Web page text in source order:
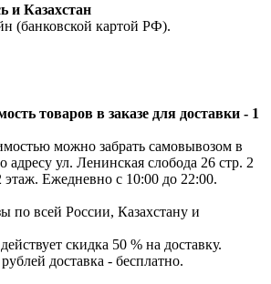
и Казахстан
(банковской картой РФ).
товаров в заказе для доставки - 1
можно забрать самовывозом в
адресу ул. Ленинская слобода 26 стр. 2
Ежедневно с 10:00 до 22:00.
по всей России, Казахстану и
скидка 50 % на доставку.
доставка - бесплатно.